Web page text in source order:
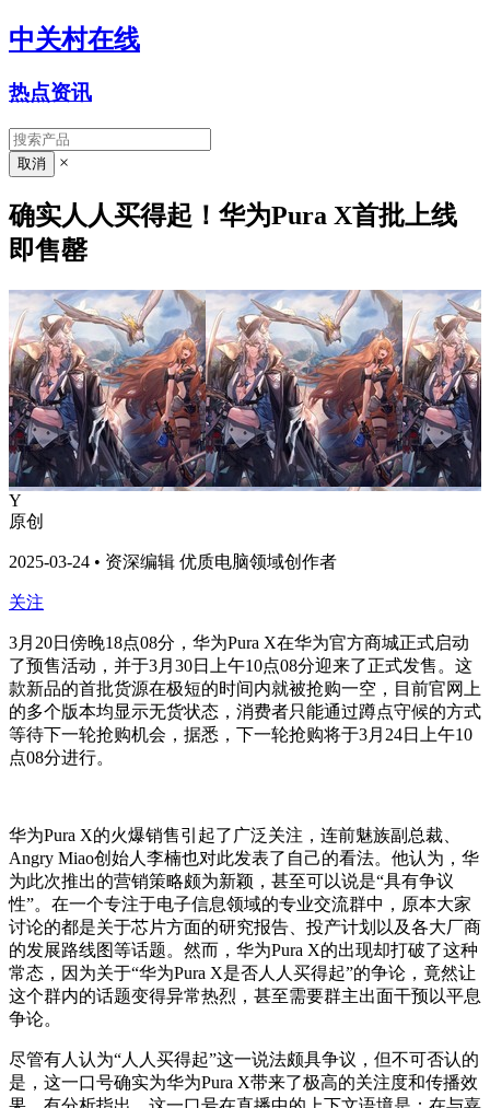
中关村在线
热点资讯
×
确实人人买得起！华为Pura X首批上线
即售罄
Y
原创
2025-03-24 • 资深编辑 优质电脑领域创作者
关注
3月20日傍晚18点08分，华为Pura X在华为官方商城正式启动
了预售活动，并于3月30日上午10点08分迎来了正式发售。这
款新品的首批货源在极短的时间内就被抢购一空，目前官网上
的多个版本均显示无货状态，消费者只能通过蹲点守候的方式
等待下一轮抢购机会，据悉，下一轮抢购将于3月24日上午10
点08分进行。
华为Pura X的火爆销售引起了广泛关注，连前魅族副总裁、
Angry Miao创始人李楠也对此发表了自己的看法。他认为，华
为此次推出的营销策略颇为新颖，甚至可以说是“具有争议
性”。在一个专注于电子信息领域的专业交流群中，原本大家
讨论的都是关于芯片方面的研究报告、投产计划以及各大厂商
的发展路线图等话题。然而，华为Pura X的出现却打破了这种
常态，因为关于“华为Pura X是否人人买得起”的争论，竟然让
这个群内的话题变得异常热烈，甚至需要群主出面干预以平息
争论。
尽管有人认为“人人买得起”这一说法颇具争议，但不可否认的
是，这一口号确实为华为Pura X带来了极高的关注度和传播效